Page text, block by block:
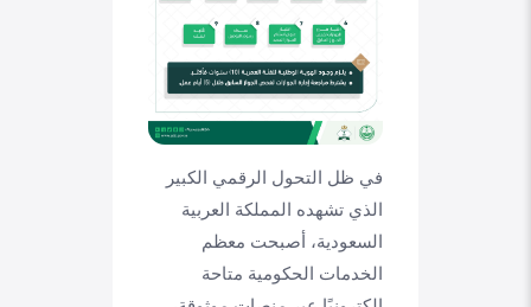
في ظل التحول الرقمي الكبير
الذي تشهده المملكة العربية
السعودية، أصبحت معظم
الخدمات الحكومية متاحة